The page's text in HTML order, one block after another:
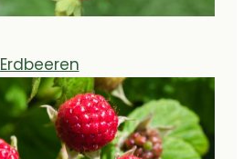
Erdbeeren